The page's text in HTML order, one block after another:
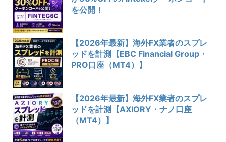
を公開！
【2026年最新】海外FX業者のスプレ
ッドを計測【EBC Financial Group・
PRO口座（MT4）】
【2026年最新】海外FX業者のスプレ
ッドを計測【AXIORY・ナノ口座
（MT4）】